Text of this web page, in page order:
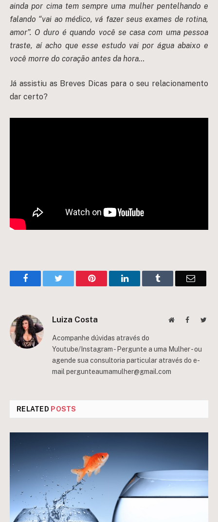
ainda por cima tem sempre uma mulher pentelhando e
falando “vai ao médico, vá fazer seus exames de rotina,
amor”. O duro é quando você se casa com uma pessoa
traste, aí acho que esse estudo vai por água abaixo e
você morre do coração antes da hora…
Já assistiu as Breves Dicas para o seu relacionamento
dar certo?
FacebookTwitter Pinterest LinkedInTumblr Email
Luiza Costa WebsiteFacebook
Acompanhe dúvidas através do
Youtube/Instagram - Pergunte a uma Mulher - ou
agende sua consultoria particular através do e-
mailpergunteaumamulher@gmail.com
RELATED POSTS